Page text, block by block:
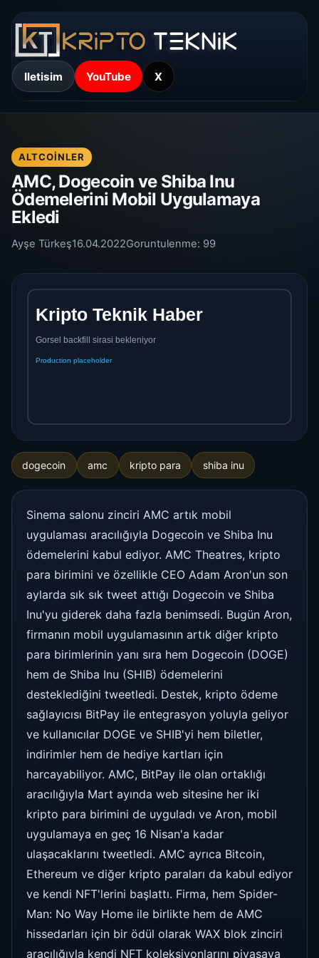
Iletisim YouTube X
ALTCOINLER
AMC, Dogecoin ve Shiba Inu
Ödemelerini Mobil Uygulamaya
Ekledi
Ayşe Türkeş16.04.2022Goruntulenme: 99
dogecoin amc kripto para shiba inu
Sinema salonu zinciri AMC artık mobil
uygulaması aracılığıyla Dogecoin ve Shiba Inu
ödemelerini kabul ediyor. AMC Theatres, kripto
para birimini ve özellikle CEO Adam Aron'un son
aylarda sık sık tweet attığı Dogecoin ve Shiba
Inu'yu giderek daha fazla benimsedi. Bugün Aron,
firmanın mobil uygulamasının artık diğer kripto
para birimlerinin yanı sıra hem Dogecoin (DOGE)
hem de Shiba Inu (SHIB) ödemelerini
desteklediğini tweetledi. Destek, kripto ödeme
sağlayıcısı BitPay ile entegrasyon yoluyla geliyor
ve kullanıcılar DOGE ve SHIB'yi hem biletler,
indirimler hem de hediye kartları için
harcayabiliyor. AMC, BitPay ile olan ortaklığı
aracılığıyla Mart ayında web sitesine her iki
kripto para birimini de uyguladı ve Aron, mobil
uygulamaya en geç 16 Nisan'a kadar
ulaşacaklarını tweetledi. AMC ayrıca Bitcoin,
Ethereum ve diğer kripto paraları da kabul ediyor
ve kendi NFT'lerini başlattı. Firma, hem Spider-
Man: No Way Home ile birlikte hem de AMC
hissedarları için bir ödül olarak WAX blok zinciri
aracılığıyla kendi NFT koleksiyonlarını piyasaya